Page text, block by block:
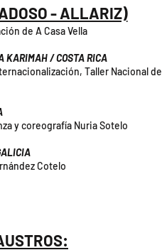
- ALLARIZ)
de A Casa Vella​
KARIMAH / COSTA RICA
Taller Nacional
y coreografía Nuria Sotelo
Cotelo